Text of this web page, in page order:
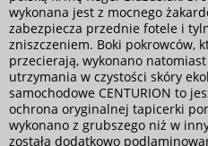
wykonana jest z mocnego
zabezpiecza przednie fotele i
zniszczeniem. Boki pokrowców,
przecierają, wykonano
utrzymania w czystości skóry
samochodowe CENTURION to
ochrona oryginalnej tapicerki
wykonano z grubszego niż w
została dodatkowo